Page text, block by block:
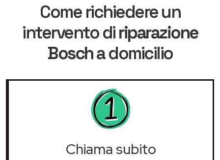
Come richiedere un
intervento diriparazione
Boscha domicilio
Chiama subito